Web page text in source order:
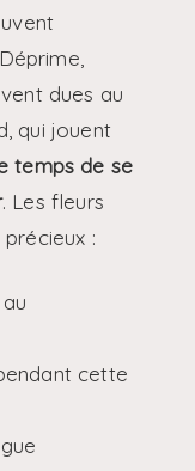
dues au
qui jouent
temps de se
. Les fleurs
:
cette